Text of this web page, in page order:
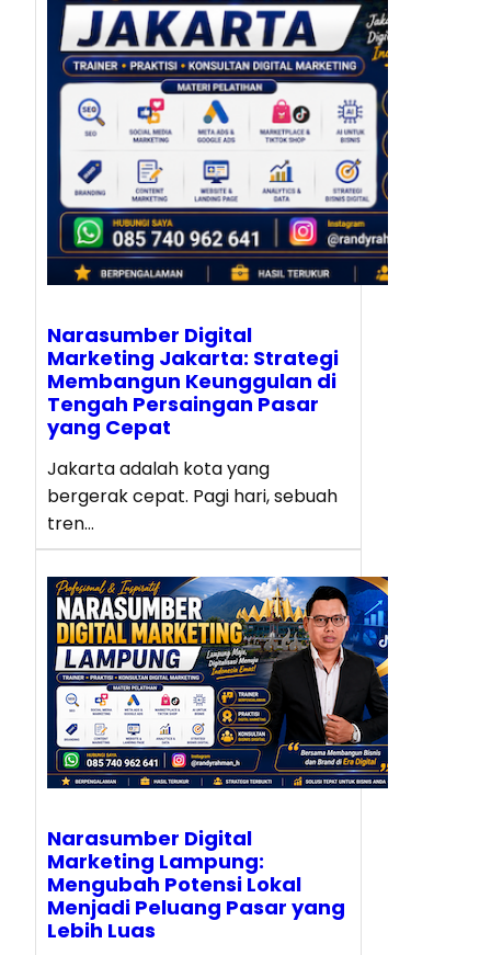
Narasumber Digital
Marketing Jakarta: Strategi
Membangun Keunggulan di
Tengah Persaingan Pasar
yang Cepat
Jakarta adalah kota yang
bergerak cepat. Pagi hari, sebuah
tren…
Narasumber Digital
Marketing Lampung:
Mengubah Potensi Lokal
Menjadi Peluang Pasar yang
Lebih Luas